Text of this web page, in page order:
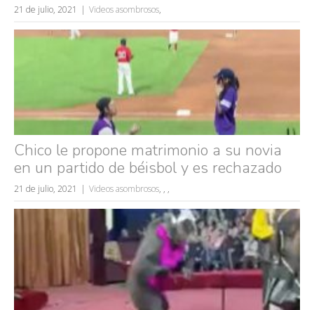
Búsquedas populares
mujeres guapas
volver a nacer
accidentes
21 de julio, 2021 Videos asombrosos,
Chico le propone matrimonio a su novia
en un partido de béisbol y es rechazado
21 de julio, 2021 Videos asombrosos, , ,